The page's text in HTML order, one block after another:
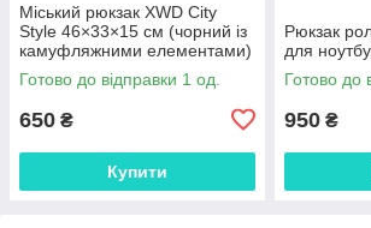
Міський рюкзак XWD City
Style 46×33×15 см (чорний із
камуфляжними елементами)
Готово до відправки 1 од.
650 ₴
Купити
Рюкзак
для
Готово до
950 ₴